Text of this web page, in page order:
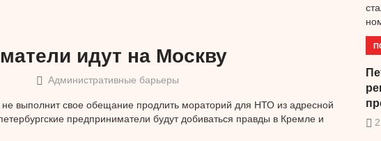
идут на Москву
Административные барьеры
не выполнит свое обещание продлить мораторий для НТО из адресной
предприниматели будут добиваться правды в Кремле и